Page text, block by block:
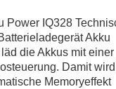
Power IQ328
Akku
die Akkus mit einer
Damit
Memoryeffekt